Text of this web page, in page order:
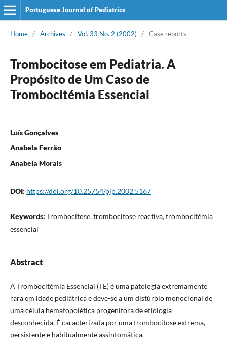
Portuguese Journal of Pediatrics
Home / Archives / Vol. 33 No. 2 (2002) / Case reports
Trombocitose em Pediatria. A
Propósito de Um Caso de
Trombocitémia Essencial
Luís Gonçalves
Anabela Ferrão
Anabela Morais
DOI: https://doi.org/10.25754/pjp.2002.5167
Keywords: Trombocitose, trombocitose reactiva, trombocitémia
essencial
Abstract
A Trombocitémia Essencial (TE) é uma patologia extremamente
rara em idade pediátrica e deve-se a um distúrbio monoclonal de
uma célula hematopoiética progenitora de etiologia
desconhecida. É caracterizada por uma trombocitose extrema,
persistente e habitualmente assintomática.